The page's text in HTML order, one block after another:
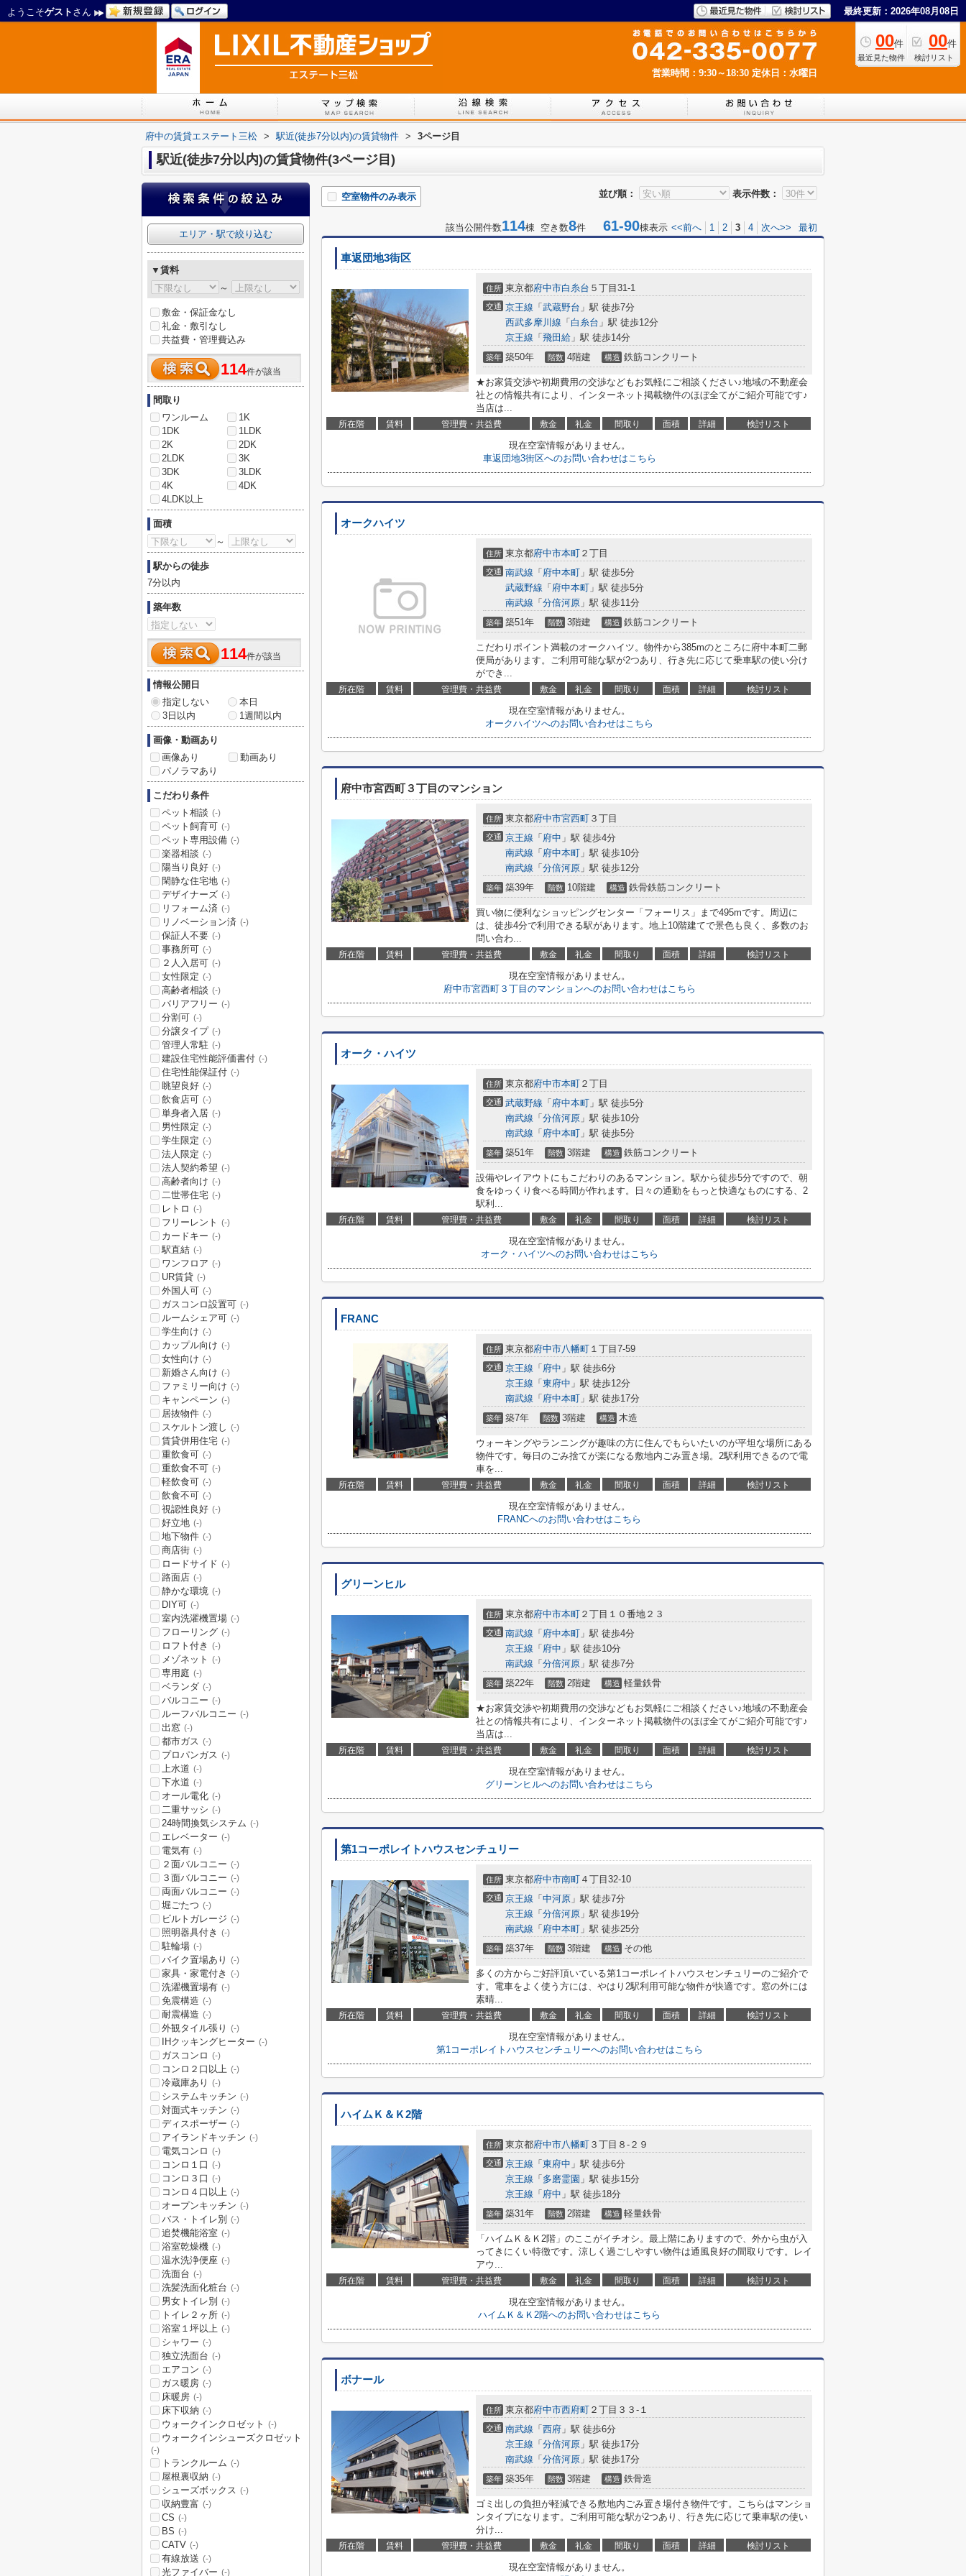
ようこそゲスト さん 最終更新：2026年08月08日
00件
最近見た物件
00件
検討リスト
営業時間：9:30～18:30 定休日：水曜日
府中の賃貸エステート三松 > 駅近(徒歩7分以内)の賃貸物件 > 3ページ目
駅近(徒歩7分以内)の賃貸物件(3ページ目)
並び順： 表示件数：
空室物件のみ表示
該当公開件数114棟 空き数8件 61-90棟表示 <<前へ 1 2 3 4 次へ>> 最初
車返団地3街区
住所 東京都府中市白糸台 ５丁目31-1
交通 京王線 「 武蔵野台 」駅 徒歩7分
西武多摩川線 「 白糸台 」駅 徒歩12分
京王線 「 飛田給 」駅 徒歩14分
築年 築50年 階数 4階建 構造 鉄筋コンクリート
★お家賃交渉や初期費用の交渉などもお気軽にご相談ください♪地域の不動産会
社との情報共有により、インターネット掲載物件のほぼ全てがご紹介可能です♪
当店は...
所在階 賃料 管理費・共益費 敷金 礼金 間取り 面積 詳細 検討リスト
現在空室情報がありません。
車返団地3街区へのお問い合わせはこちら
オークハイツ
住所 東京都府中市本町 ２丁目
交通 南武線 「 府中本町 」駅 徒歩5分
武蔵野線 「 府中本町 」駅 徒歩5分
南武線 「 分倍河原 」駅 徒歩11分
築年 築51年 階数 3階建 構造 鉄筋コンクリート
こだわりポイント満載のオークハイツ。物件から385mのところに府中本町二郵
便局があります。ご利用可能な駅が2つあり、行き先に応じて乗車駅の使い分け
ができ...
所在階 賃料 管理費・共益費 敷金 礼金 間取り 面積 詳細 検討リスト
現在空室情報がありません。
オークハイツへのお問い合わせはこちら
府中市宮西町３丁目のマンション
住所 東京都府中市宮西町 ３丁目
交通 京王線 「 府中 」駅 徒歩4分
南武線 「 府中本町 」駅 徒歩10分
南武線 「 分倍河原 」駅 徒歩12分
築年 築39年 階数 10階建 構造 鉄骨鉄筋コンクリート
買い物に便利なショッピングセンター「フォーリス」まで495mです。周辺に
は、徒歩4分で利用できる駅があります。地上10階建てで景色も良く、多数のお
問い合わ...
所在階 賃料 管理費・共益費 敷金 礼金 間取り 面積 詳細 検討リスト
現在空室情報がありません。
府中市宮西町３丁目のマンションへのお問い合わせはこちら
オーク・ハイツ
住所 東京都府中市本町 ２丁目
交通 武蔵野線 「 府中本町 」駅 徒歩5分
南武線 「 分倍河原 」駅 徒歩10分
南武線 「 府中本町 」駅 徒歩5分
築年 築51年 階数 3階建 構造 鉄筋コンクリート
設備やレイアウトにもこだわりのあるマンション。駅から徒歩5分ですので、朝
食をゆっくり食べる時間が作れます。日々の通勤をもっと快適なものにする、2
駅利...
所在階 賃料 管理費・共益費 敷金 礼金 間取り 面積 詳細 検討リスト
現在空室情報がありません。
オーク・ハイツへのお問い合わせはこちら
FRANC
住所 東京都府中市八幡町 １丁目7-59
交通 京王線 「 府中 」駅 徒歩6分
京王線 「 東府中 」駅 徒歩12分
南武線 「 府中本町 」駅 徒歩17分
築年 築7年 階数 3階建 構造 木造
ウォーキングやランニングが趣味の方に住んでもらいたいのが平坦な場所にある
物件です。毎日のごみ捨てが楽になる敷地内ごみ置き場。2駅利用できるので電
車を...
所在階 賃料 管理費・共益費 敷金 礼金 間取り 面積 詳細 検討リスト
現在空室情報がありません。
FRANCへのお問い合わせはこちら
グリーンヒル
住所 東京都府中市本町 ２丁目１０番地２３
交通 南武線 「 府中本町 」駅 徒歩4分
京王線 「 府中 」駅 徒歩10分
南武線 「 分倍河原 」駅 徒歩7分
築年 築22年 階数 2階建 構造 軽量鉄骨
★お家賃交渉や初期費用の交渉などもお気軽にご相談ください♪地域の不動産会
社との情報共有により、インターネット掲載物件のほぼ全てがご紹介可能です♪
当店は...
所在階 賃料 管理費・共益費 敷金 礼金 間取り 面積 詳細 検討リスト
現在空室情報がありません。
グリーンヒルへのお問い合わせはこちら
第1コーポレイトハウスセンチュリー
住所 東京都府中市南町 ４丁目32-10
交通 京王線 「 中河原 」駅 徒歩7分
京王線 「 分倍河原 」駅 徒歩19分
南武線 「 府中本町 」駅 徒歩25分
築年 築37年 階数 3階建 構造 その他
多くの方からご好評頂いている第1コーポレイトハウスセンチュリーのご紹介で
す。電車をよく使う方には、やはり2駅利用可能な物件が快適です。窓の外には
素晴...
所在階 賃料 管理費・共益費 敷金 礼金 間取り 面積 詳細 検討リスト
現在空室情報がありません。
第1コーポレイトハウスセンチュリーへのお問い合わせはこちら
ハイムＫ＆Ｋ2階
住所 東京都府中市八幡町 ３丁目８-２９
交通 京王線 「 東府中 」駅 徒歩6分
京王線 「 多磨霊園 」駅 徒歩15分
京王線 「 府中 」駅 徒歩18分
築年 築31年 階数 2階建 構造 軽量鉄骨
「ハイムＫ＆Ｋ2階」のここがイチオシ。最上階にありますので、外から虫が入
ってきにくい特徴です。涼しく過ごしやすい物件は通風良好の間取りです。レイ
アウ...
所在階 賃料 管理費・共益費 敷金 礼金 間取り 面積 詳細 検討リスト
現在空室情報がありません。
ハイムＫ＆Ｋ2階へのお問い合わせはこちら
ボナール
住所 東京都府中市西府町 ２丁目３３-１
交通 南武線 「 西府 」駅 徒歩6分
京王線 「 分倍河原 」駅 徒歩17分
南武線 「 分倍河原 」駅 徒歩17分
築年 築35年 階数 3階建 構造 鉄骨造
ゴミ出しの負担が軽減できる敷地内ごみ置き場付き物件です。こちらはマンショ
ンタイプになります。ご利用可能な駅が2つあり、行き先に応じて乗車駅の使い
分け...
所在階 賃料 管理費・共益費 敷金 礼金 間取り 面積 詳細 検討リスト
現在空室情報がありません。
エリア・駅で絞り込む
▼賃料
～
敷金・保証金なし
礼金・敷引なし
共益費・管理費込み
114件が該当
間取り
ワンルーム
1K
1DK
1LDK
2K
2DK
2LDK
3K
3DK
3LDK
4K
4DK
4LDK以上
面積
～
駅からの徒歩
7分以内
築年数
114件が該当
情報公開日
指定しない
本日
3日以内
1週間以内
画像・動画あり
画像あり
動画あり
パノラマあり
こだわり条件
ペット相談 (-)
ペット飼育可 (-)
ペット専用設備 (-)
楽器相談 (-)
陽当り良好 (-)
閑静な住宅地 (-)
デザイナーズ (-)
リフォーム済 (-)
リノベーション済 (-)
保証人不要 (-)
事務所可 (-)
２人入居可 (-)
女性限定 (-)
高齢者相談 (-)
バリアフリー (-)
分割可 (-)
分譲タイプ (-)
管理人常駐 (-)
建設住宅性能評価書付 (-)
住宅性能保証付 (-)
眺望良好 (-)
飲食店可 (-)
単身者入居 (-)
男性限定 (-)
学生限定 (-)
法人限定 (-)
法人契約希望 (-)
高齢者向け (-)
二世帯住宅 (-)
レトロ (-)
フリーレント (-)
カードキー (-)
駅直結 (-)
ワンフロア (-)
UR賃貸 (-)
外国人可 (-)
ガスコンロ設置可 (-)
ルームシェア可 (-)
学生向け (-)
カップル向け (-)
女性向け (-)
新婚さん向け (-)
ファミリー向け (-)
キャンペーン (-)
居抜物件 (-)
スケルトン渡し (-)
賃貸併用住宅 (-)
重飲食可 (-)
重飲食不可 (-)
軽飲食可 (-)
飲食不可 (-)
視認性良好 (-)
好立地 (-)
地下物件 (-)
商店街 (-)
ロードサイド (-)
路面店 (-)
静かな環境 (-)
DIY可 (-)
室内洗濯機置場 (-)
フローリング (-)
ロフト付き (-)
メゾネット (-)
専用庭 (-)
ベランダ (-)
バルコニー (-)
ルーフバルコニー (-)
出窓 (-)
都市ガス (-)
プロパンガス (-)
上水道 (-)
下水道 (-)
オール電化 (-)
二重サッシ (-)
24時間換気システム (-)
エレベーター (-)
電気有 (-)
２面バルコニー (-)
３面バルコニー (-)
両面バルコニー (-)
堀ごたつ (-)
ビルトガレージ (-)
照明器具付き (-)
駐輪場 (-)
バイク置場あり (-)
家具・家電付き (-)
洗濯機置場有 (-)
免震構造 (-)
耐震構造 (-)
外観タイル張り (-)
IHクッキングヒーター (-)
ガスコンロ (-)
コンロ２口以上 (-)
冷蔵庫あり (-)
システムキッチン (-)
対面式キッチン (-)
ディスポーザー (-)
アイランドキッチン (-)
電気コンロ (-)
コンロ１口 (-)
コンロ３口 (-)
コンロ４口以上 (-)
オープンキッチン (-)
バス・トイレ別 (-)
追焚機能浴室 (-)
浴室乾燥機 (-)
温水洗浄便座 (-)
洗面台 (-)
洗髪洗面化粧台 (-)
男女トイレ別 (-)
トイレ２ヶ所 (-)
浴室１坪以上 (-)
シャワー (-)
独立洗面台 (-)
エアコン (-)
ガス暖房 (-)
床暖房 (-)
床下収納 (-)
ウォークインクロゼット (-)
ウォークインシューズクロゼット
(-)
トランクルーム (-)
屋根裏収納 (-)
シューズボックス (-)
収納豊富 (-)
CS (-)
BS (-)
CATV (-)
有線放送 (-)
光ファイバー (-)